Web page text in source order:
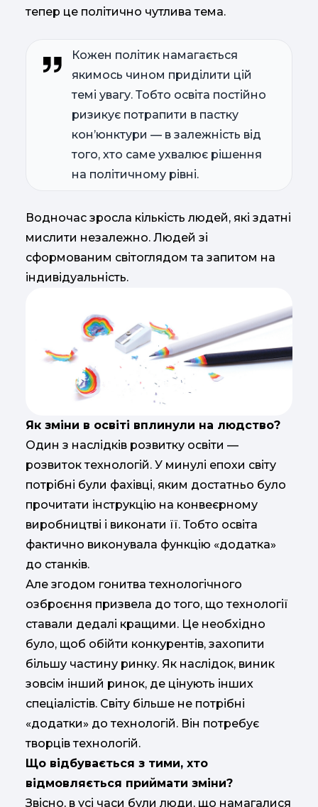
тепер це політично чутлива тема.
Кожен політик намагається
якимось чином приділити цій
темі увагу. Тобто освіта постійно
ризикує потрапити в пастку
кон’юнктури — в залежність від
того, хто саме ухвалює рішення
на політичному рівні.
Водночас зросла кількість людей, які здатні
мислити незалежно. Людей зі
сформованим світоглядом та запитом на
індивідуальність.
Як зміни в освіті вплинули на людство?
Один з наслідків розвитку освіти —
розвиток технологій. У минулі епохи світу
потрібні були фахівці, яким достатньо було
прочитати інструкцію на конвеєрному
виробництві і виконати її. Тобто освіта
фактично виконувала функцію «додатка»
до станків.
Але згодом гонитва технологічного
озброєння призвела до того, що технології
ставали дедалі кращими. Це необхідно
було, щоб обійти конкурентів, захопити
більшу частину ринку. Як наслідок, виник
зовсім інший ринок, де цінують інших
спеціалістів. Світу більше не потрібні
«додатки» до технологій. Він потребує
творців технологій.
Що відбувається з тими, хто
відмовляється приймати зміни?
Звісно, в усі часи були люди, що намагалися